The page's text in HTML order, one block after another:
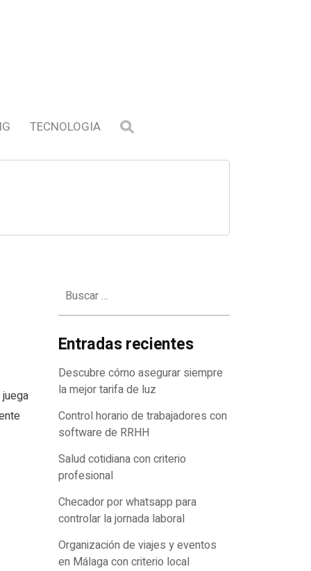
TECNOLOGIA
Entradas recientes
Descubre cómo asegurar siempre
la mejor tarifa de luz
Control horario de trabajadores con
software de RRHH
Salud cotidiana con criterio
profesional
Checador por whatsapp para
controlar la jornada laboral
Organización de viajes y eventos
en Málaga con criterio local